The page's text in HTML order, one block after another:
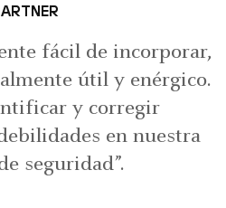
fácil de incorporar,
útil y enérgico.
y corregir
en nuestra
seguridad”.